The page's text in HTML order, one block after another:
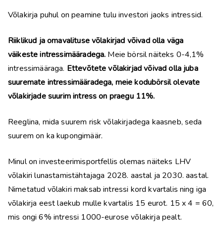
Võlakirja puhul on peamine tulu investori jaoks intressid.
Riiklikud ja omavalituse võlakirjad võivad olla väga
väikeste intressimääradega. Meie börsil näiteks 0-4,1%
intressimääraga. Ettevõtete võlakirjad võivad olla juba
suuremate intressimääradega, meie kodubörsil olevate
võlakirjade suurim intress on praegu 11%.
Reeglina, mida suurem risk võlakirjadega kaasneb, seda
suurem on ka kupongimäär.
Minul on investeerimisportfellis olemas näiteks LHV
võlakiri lunastamistähtajaga 2028. aastal ja 2030. aastal.
Nimetatud võlakiri maksab intressi kord kvartalis ning iga
võlakirja eest laekub mulle kvartalis 15 eurot. 15 x 4 = 60,
mis ongi 6% intressi 1000-eurose võlakirja pealt.